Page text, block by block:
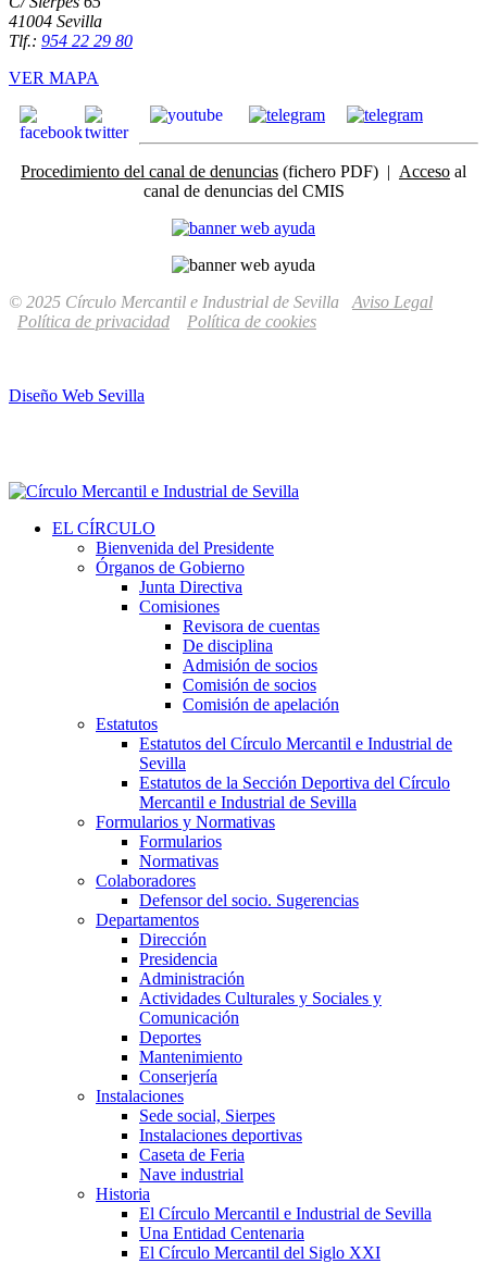
41004 Sevilla
Tlf.: 954 22 29 80
VER MAPA
Procedimiento del canal de denuncias (fichero PDF) | Acceso al
canal de denuncias del CMIS
© 2025 Círculo Mercantil e Industrial de SevillaAviso Legal
Política de privacidad
Política de cookies
Diseño Web Sevilla
EL CÍRCULO
Bienvenida del Presidente
Órganos de Gobierno
Junta Directiva
Comisiones
Revisora de cuentas
De disciplina
Admisión de socios
Comisión de socios
Comisión de apelación
Estatutos
Estatutos del Círculo Mercantil e Industrial de
Sevilla
Estatutos de la Sección Deportiva del Círculo
Mercantil e Industrial de Sevilla
Formularios y Normativas
Formularios
Normativas
Colaboradores
Defensor del socio. Sugerencias
Departamentos
Dirección
Presidencia
Administración
Actividades Culturales y Sociales y
Comunicación
Deportes
Mantenimiento
Conserjería
Instalaciones
Sede social, Sierpes
Instalaciones deportivas
Caseta de Feria
Nave industrial
Historia
El Círculo Mercantil e Industrial de Sevilla
Una Entidad Centenaria
El Círculo Mercantil del Siglo XXI